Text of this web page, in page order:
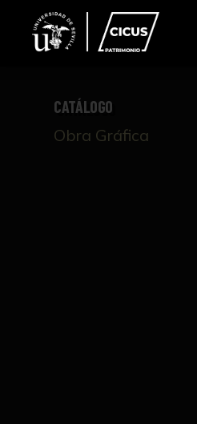
CATÁLOGO
Obra Gráfica